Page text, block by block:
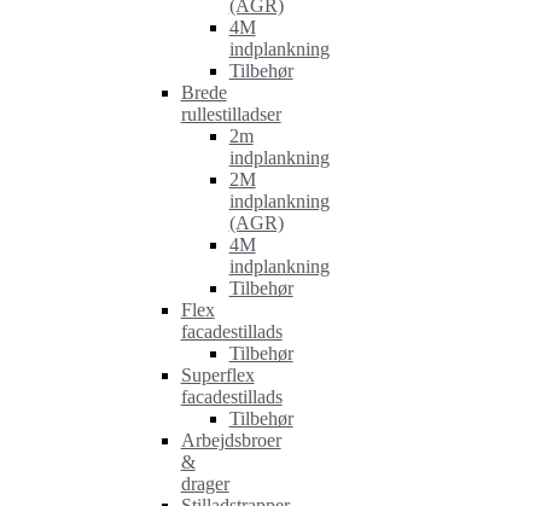
(AGR)
4M
indplankning
Tilbehør
Brede
rullestilladser
2m
indplankning
2M
indplankning
(AGR)
4M
indplankning
Tilbehør
Flex
facadestillads
Tilbehør
Superflex
facadestillads
Tilbehør
Arbejdsbroer
&
drager